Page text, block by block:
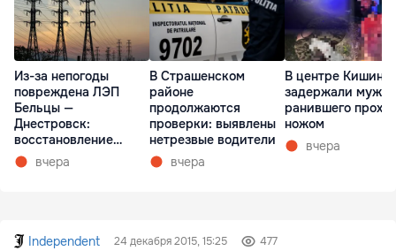
Из-за непогоды
повреждена ЛЭП
Бельцы —
Днестровск:
восстановление
займет более недели
вчера
В Страшенском
районе
продолжаются
проверки: выявлены
нетрезвые водители
вчера
В центре
задержали
ранившего
ножом
вчера
Independent 24 декабря 2015, 15:25 477